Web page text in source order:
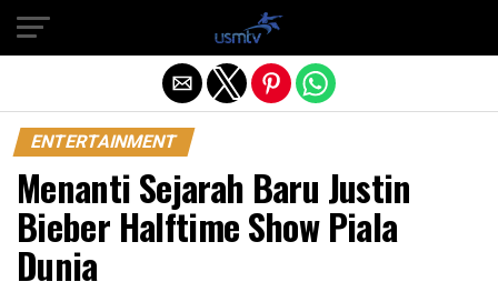
ENTERTAINMENT
Menanti Sejarah Baru Justin
Bieber Halftime Show Piala
Dunia
Exit mobile version